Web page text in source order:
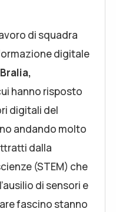
di squadra
digitale
hanno risposto
digitali del
andando molto
dalla
(STEM) che
di sensori e
fascino stanno